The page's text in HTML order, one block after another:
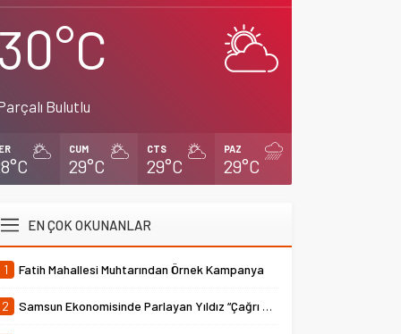
30°C
Bulutlu
CUM
29°C
CTS
29°C
PAZ
29°C
EN ÇOK OKUNANLAR
1 Fatih Mahallesi Muhtarından Örnek Kampanya
2 Samsun Ekonomisinde Parlayan Yıldız “Çağrı Temper”